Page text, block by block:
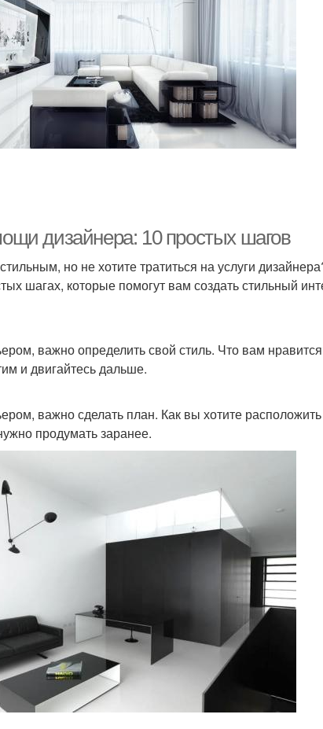
дизайнера: 10 простых шагов
но не хотите тратиться на услуги
шагах, которые помогут вам создать стильный
важно определить свой стиль. Что вам
и двигайтесь дальше.
важно сделать план. Как вы хотите
продумать заранее.